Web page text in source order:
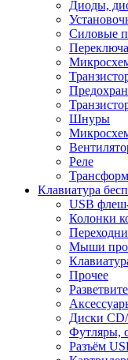
Диоды,
Силовые
Шнуры
Реле
Клавиатура
USB
Колонки
Мыши
Прочее
Диски
Футляры,
Разъём